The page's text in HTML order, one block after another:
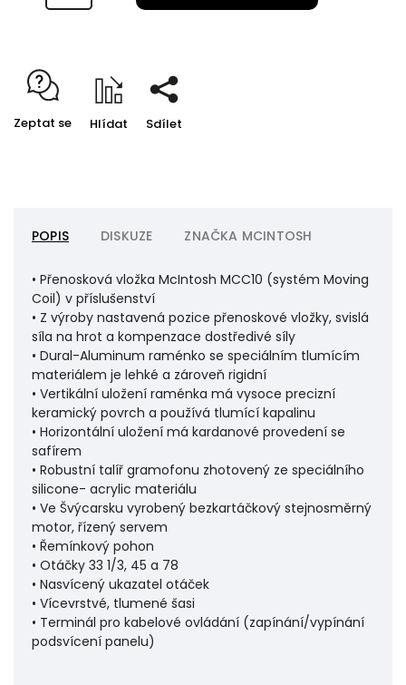
Zeptat se Hlídat Sdílet
POPIS DISKUZE ZNAČKA MCINTOSH
• Přenosková vložka McIntosh MCC10 (systém Moving
Coil) v příslušenství
• Z výroby nastavená pozice přenoskové vložky, svislá
síla na hrot a kompenzace dostředivé síly
• Dural-Aluminum raménko se speciálním tlumícím
materiálem je lehké a zároveň rigidní
• Vertikální uložení raménka má vysoce precizní
keramický povrch a používá tlumící kapalinu
• Horizontální uložení má kardanové provedení se
safírem
• Robustní talíř gramofonu zhotovený ze speciálního
silicone- acrylic materiálu
• Ve Švýcarsku vyrobený bezkartáčkový stejnosměrný
motor, řízený servem
• Řemínkový pohon
• Otáčky 33 1/3, 45 a 78
• Nasvícený ukazatel otáček
• Vícevrstvé, tlumené šasi
• Terminál pro kabelové ovládání (zapínání/vypínání
podsvícení panelu)